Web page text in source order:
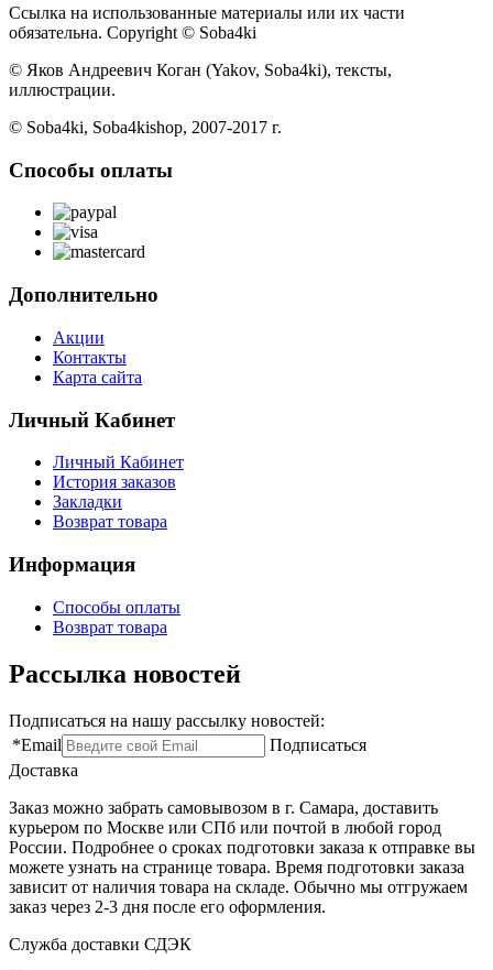
Ссылка на использованные материалы или их части
обязательна. Copyright © Soba4ki
© Яков Андреевич Коган (Yakov, Soba4ki), тексты,
иллюстрации.
© Soba4ki, Soba4kishop, 2007-2017 г.
Способы оплаты
Дополнительно
Акции
Контакты
Карта сайта
Личный Кабинет
Личный Кабинет
История заказов
Закладки
Возврат товара
Информация
Способы оплаты
Возврат товара
Рассылка новостей
Подписаться на нашу рассылку новостей:
*Email
Подписаться
Доставка
Заказ можно забрать самовывозом в г. Самара, доставить
курьером по Москве или СПб или почтой в любой город
России. Подробнее о сроках подготовки заказа к отправке вы
можете узнать на странице товара. Время подготовки заказа
зависит от наличия товара на складе. Обычно мы отгружаем
заказ через 2-3 дня после его оформления.
Служба доставки СДЭК